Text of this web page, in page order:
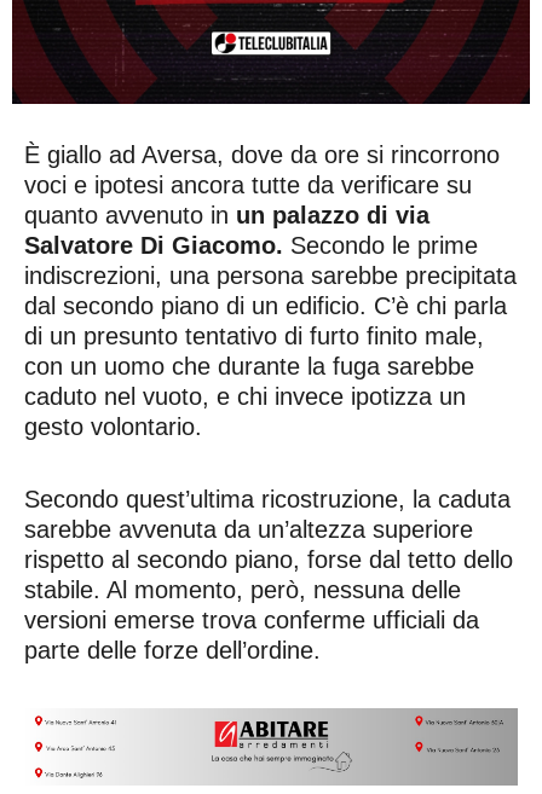
È giallo ad Aversa, dove da ore si rincorrono
voci e ipotesi ancora tutte da verificare su
quanto avvenuto in un palazzo di via
Salvatore Di Giacomo. Secondo le prime
indiscrezioni, una persona sarebbe precipitata
dal secondo piano di un edificio. C’è chi parla
di un presunto tentativo di furto finito male,
con un uomo che durante la fuga sarebbe
caduto nel vuoto, e chi invece ipotizza un
gesto volontario.
Secondo quest’ultima ricostruzione, la caduta
sarebbe avvenuta da un’altezza superiore
rispetto al secondo piano, forse dal tetto dello
stabile. Al momento, però, nessuna delle
versioni emerse trova conferme ufficiali da
parte delle forze dell’ordine.